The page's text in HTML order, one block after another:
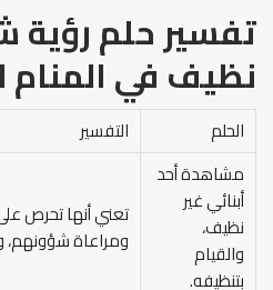
تفسير حلم
نظيف في المنام
الحلم
التفسير
مشاهدة أحد
أبنائي غير
نظيف،
والقيام
بتنظيفه.
تعني أنها تحرص
ومراعاة شؤونهم،